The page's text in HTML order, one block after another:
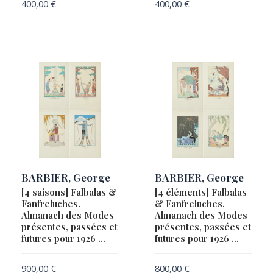
DUVILLERS, François
GOOS, Pieter
KIEFER, Anselm
KUBIN, Alfred
LIPSKY, Ján (Joannes)
LOBEL-RICHE, Alméry / GUILLEMOT, Maurice
MAGINI, Giovanni Antonio (1555-1617) / PTOLEMY
PTOLÉMÉE, Claude / TRECHSEL, Melchoir & Gaspard
400,00 € 400,00 €
BARBIER, George
[4 saisons] Falbalas &
Fanfreluches.
Almanach des Modes
présentes, passées et
futures pour 1926 …
900,00 €
BARBIER, George
[4 éléments] Falbalas
& Fanfreluches.
Almanach des Modes
présentes, passées et
futures pour 1926 …
800,00 €